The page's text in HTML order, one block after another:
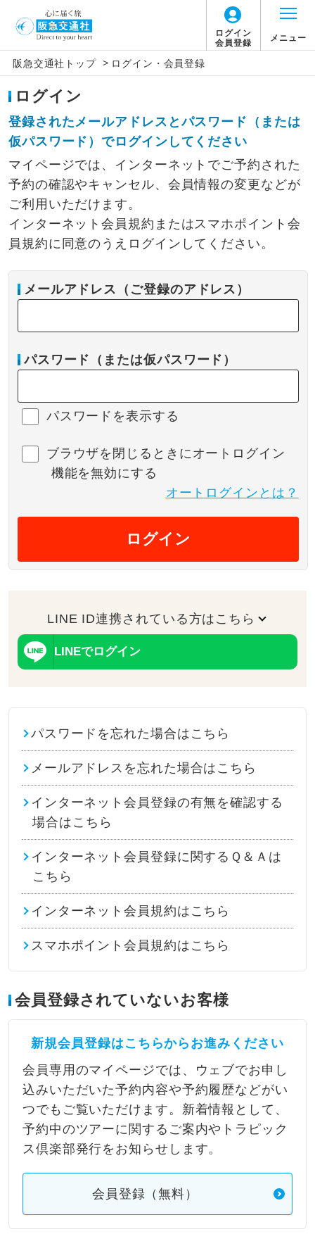
ログイン
会員登録
メニュー
阪急交通社トップ > ログイン・会員登録
ログイン
登録されたメールアドレスとパスワード（または
仮パスワード）でログインしてください
マイページでは、インターネットでご予約された
予約の確認やキャンセル、会員情報の変更などが
ご利用いただけます。
インターネット会員規約またはスマホポイント会
員規約に同意のうえログインしてください。
メールアドレス（ご登録のアドレス）
パスワード（または仮パスワード）
パスワードを表示する
ブラウザを閉じるときにオートログイン
機能を無効にする
オートログインとは？
ログイン
LINE ID連携されている方はこちら
LINEでログイン
パスワードを忘れた場合はこちら
メールアドレスを忘れた場合はこちら
インターネット会員登録の有無を確認する
場合はこちら
インターネット会員登録に関するＱ＆Ａは
こちら
インターネット会員規約はこちら
スマホポイント会員規約はこちら
会員登録されていないお客様
新規会員登録はこちらからお進みください
会員専用のマイページでは、ウェブでお申し
込みいただいた予約内容や予約履歴などがい
つでもご覧いただけます。新着情報として、
予約中のツアーに関するご案内やトラピック
ス倶楽部発行をお知らせします。
会員登録（無料）